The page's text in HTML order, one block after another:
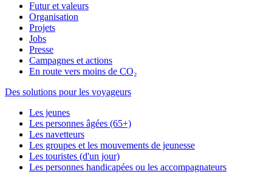
Futur et valeurs
Organisation
Projets
Jobs
Presse
Campagnes et actions
En route vers moins de CO₂
Des solutions pour les voyageurs
Les jeunes
Les personnes âgées (65+)
Les navetteurs
Les groupes et les mouvements de jeunesse
Les touristes (d'un jour)
Les personnes handicapées ou les accompagnateurs